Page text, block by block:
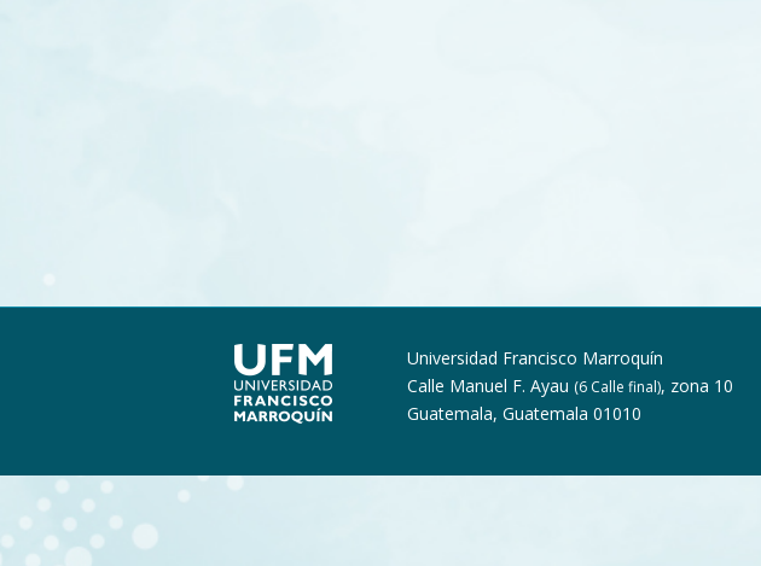
Universidad Francisco Marroquín
Calle Manuel F. Ayau (6 Calle final), zona 10
Guatemala, Guatemala 01010